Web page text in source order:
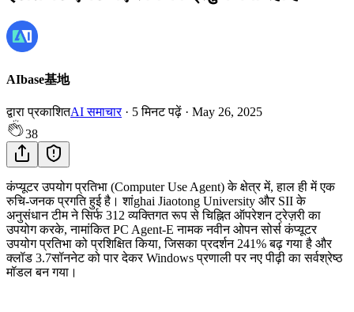
AIbase基地
द्वारा प्रकाशितAI समाचार· 5 मिनट पढ़ें · May 26, 2025
38
कंप्यूटर उपयोग प्रतिभा (Computer Use Agent) के क्षेत्र में, हाल ही में एक
रुचि-जनक प्रगति हुई है। शांghai Jiaotong University और SII के
अनुसंधान टीम ने सिर्फ 312 व्यक्तिगत रूप से चिह्नित ऑपरेशन ट्रेज़री का
उपयोग करके, नामांकित PC Agent-E नामक नवीन ओपन सोर्स कंप्यूटर
उपयोग प्रतिभा को प्रशिक्षित किया, जिसका प्रदर्शन 241% बढ़ गया है और
क्लॉड 3.7सॉननेट को पार देकर Windows प्रणाली पर नए पीढ़ी का सर्वश्रेष्ठ
मॉडल बन गया।